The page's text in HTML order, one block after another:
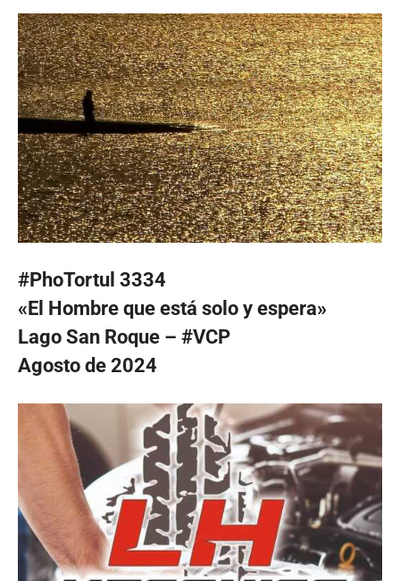
#PhoTortul 3334
«El Hombre que está solo y espera»
Lago San Roque – #VCP
Agosto de 2024